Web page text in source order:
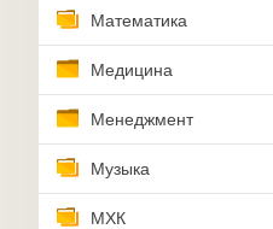
Математика
Медицина
Менеджмент
Музыка
МХК